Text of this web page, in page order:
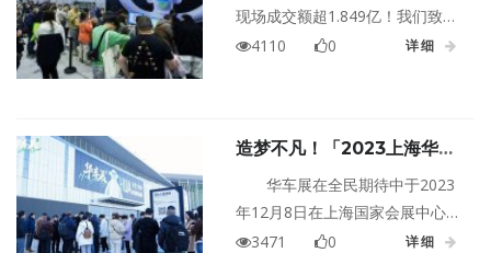
现场成交额超1.849亿！我们致力
于为观众营造优质的逛展体验，
意。从品牌角度出发，华车展作
为主办方，通过邀请达人、车模
靓女、斥资推出买车送金的活
动，为品牌转化促单创造更高效
4110 0 详细
造梦不凡！「2023上海华车
展」劲爆首秀！
华车展在全民期待中于2023
年12月8日在上海国家会展中心燃
情开幕！华车展聚焦智能电动汽
3471 0 详细